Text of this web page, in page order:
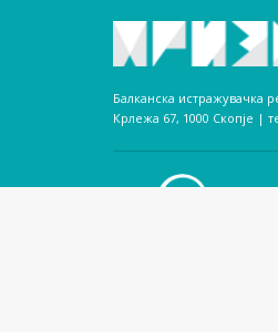
Балканска истражувачка
Крлежа 67, 1000 Скопје |